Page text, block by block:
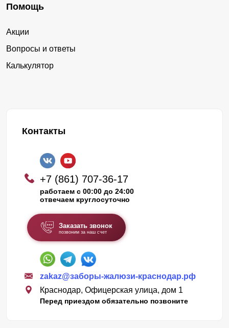
Помощь
Акции
Вопросы и ответы
Калькулятор
Контакты
+7 (861) 707-36-17
работаем с 00:00 до 24:00
отвечаем круглосуточно
Заказать звонок
позвоним за наш счет
zakaz@заборы-жалюзи-краснодар.рф
Краснодар, Офицерская улица, дом 1
Перед приездом обязательно позвоните